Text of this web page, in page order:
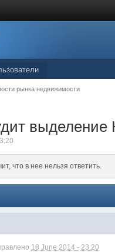
рынка недвижимости
выделение
что в нее нельзя ответить.
18 June 2014 - 23:20